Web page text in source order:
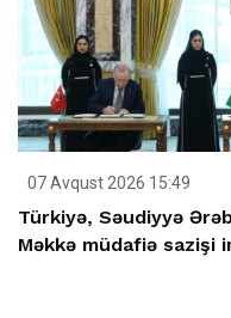
07 Avqust 2026 15:49
Türkiyə, Səudiyyə
Məkkə müdafiə sazişi